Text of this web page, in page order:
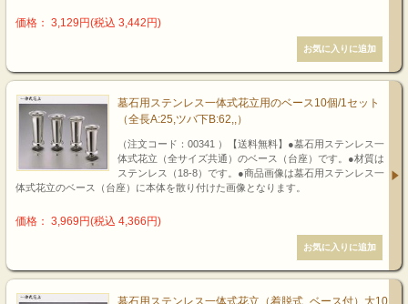
価格： 3,129円(税込 3,442円)
墓石用ステンレス一体式花立用のベース10個/1セット
（全長A:25,ツバ下B:62,,）
（注文コード：00341 ）【送料無料】●墓石用ステンレス一
体式花立（全サイズ共通）のベース（台座）です。●材質は
ステンレス（18-8）です。●商品画像は墓石用ステンレス一
体式花立のベース（台座）に本体を散り付けた画像となります。
価格： 3,969円(税込 4,366円)
墓石用ステンレス一体式花立（着脱式_ベース付）大10